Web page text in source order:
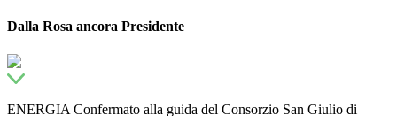
Dalla Rosa ancora Presidente
ENERGIA Confermato alla guida del Consorzio San Giulio di